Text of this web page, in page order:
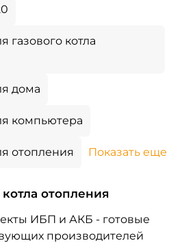
газового котла
дома
компьютера
отопления Показать еще
отопления
ИБП и АКБ - готовые
производителей